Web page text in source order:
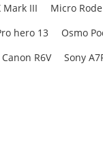
Mark III Micro Rode
hero 13 Osmo
Canon R6V Sony